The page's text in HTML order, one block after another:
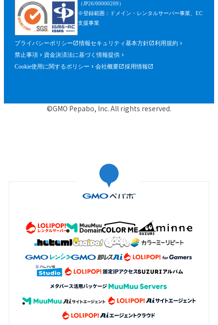
（JP26/00000209）
※登録範囲：ドメイン・レンタルサーバー事業、EC
支援事業
プライバシーポリシー 情報セキュリティ基本方針
利用規約
禁止事項
資金決済法に基づく情報提供
Cookie使用に関するポリシー
会社概要 採用情報
©GMO Pepabo, Inc. All rights reserved.